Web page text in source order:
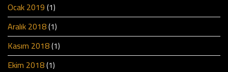
Ocak 2019 (1)
Aralık 2018(1)
Kasım 2018(1)
Ekim 2018(1)